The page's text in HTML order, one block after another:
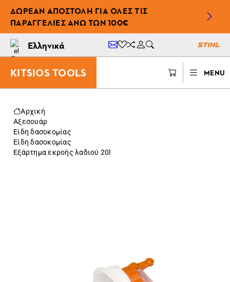
ΔΩΡΕΆΝ ΑΠΟΣΤΟΛΉ ΓΙΑ ΌΛΕΣ ΤΙΣ
ΠΑΡΑΓΓΕΛΊΕΣ ΆΝΩ ΤΩΝ 100€
Ελληνικά
KITSIOS TOOLS MENU
Αρχική
Αξεσουάρ
Είδη δασοκομίας
Είδη δασοκομίας
Εξάρτημα εκροής λαδιού 20l